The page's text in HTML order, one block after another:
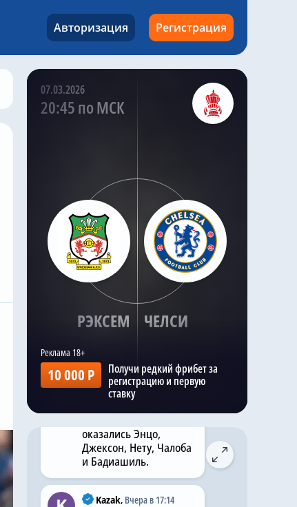
Авторизация Регистрация
07.03.2026
20:45 по МСК
РЭКСЕМ ЧЕЛСИ
10 000 Р
Получи редкий фрибет за
регистрацию и первую
ставку
✅ Лум Тшауна – 23,5
млн евро
млн евро
последние 25 дней
трансферного окна,
чтобы не попасть под
санкции ФИФА, – BBC
Лондонцам нужно
сократить раздутый
состав Хаби Алонсо с 41
игрока до
(включая 5 вратарей, 9
нападающих), ведь
правила запрещают
изолировать
выставленных на
оказались Энцо,
Джексон, Нету, Чалоба
и Бадиашиль.
Kazak, Вчера в 17:14